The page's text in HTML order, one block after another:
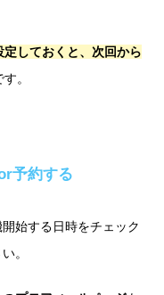
定しておくと、次回から
す。
予約する
始する日時をチェック
。